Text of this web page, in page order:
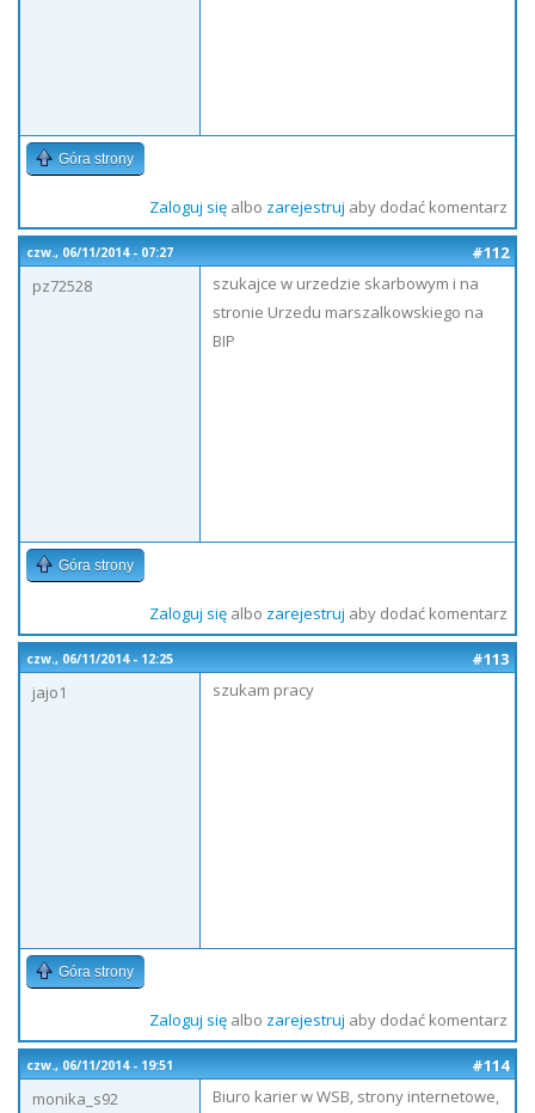
Góra strony
Zaloguj sięalbo zarejestruj aby dodać komentarz
czw., 06/11/2014 - 07:27
#112
pz72528
szukajce w urzedzie skarbowym i na
stronie Urzedu marszalkowskiego na
BIP
Góra strony
Zaloguj sięalbo zarejestruj aby dodać komentarz
czw., 06/11/2014 - 12:25
#113
jajo1
szukam pracy
Góra strony
Zaloguj sięalbo zarejestruj aby dodać komentarz
czw., 06/11/2014 - 19:51
#114
monika_s92
Biuro karier w WSB, strony internetowe,